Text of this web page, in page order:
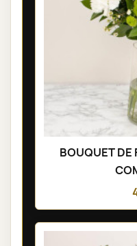
BOUQUET DE